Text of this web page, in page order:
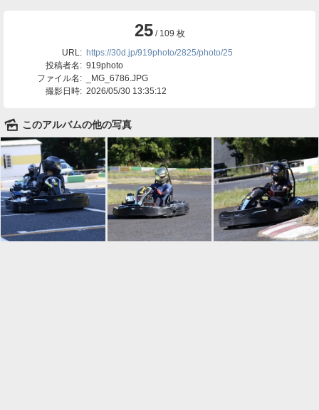
25 / 109 枚
URL: https://30d.jp/919photo/2825/photo/25
投稿者名: 919photo
ファイル名:
_MG_6786.JPG
撮影日時: 2026/05/30 13:35:12
🌄 このアルバムの他の写真